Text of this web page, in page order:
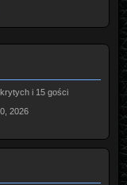
i 15 gości
2026